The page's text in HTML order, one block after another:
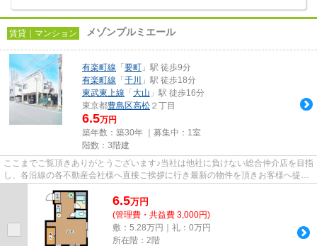
賃貸｜マンション メゾンプルミエール
有楽町線 「 要町 」駅 徒歩9分
有楽町線 「 千川
」駅 徒歩18分
東武東上線 「 大山 」駅 徒歩16分
東京都豊島区高松 ２丁目
6.5万円
築年数：築30年 ｜募集中： 1室
階数：3階建
ここまでご覧頂きありがとうございます♪当社は他社に負けない総合仲介店を目指
し、各沿線の各不動産会社様へ直接ご挨拶に行き最新の物件を頂きお客様へ提供
6.5万円
(管理費・共益費 3,000円)
敷：5.28万円｜礼：0万円
所在階：2階